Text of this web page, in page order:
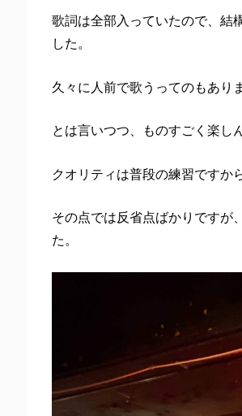
歌詞は全部入っていたので、結
した。
久々に人前で歌うってのもあり
とは言いつつ、ものすごく楽し
クオリティは普段の練習ですか
その点では反省点ばかりですが
た。